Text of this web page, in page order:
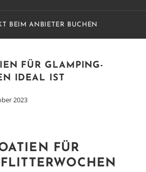
BEIM ANBIETER BUCHEN
FÜR GLAMPING-
IDEAL IST
2023
FÜR